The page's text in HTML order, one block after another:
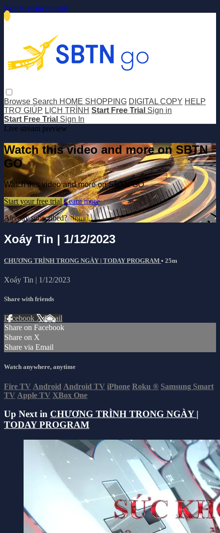
Skip to main content
Browse Search HOME SHOPPING DIGITAL COPY HELP
TRỢ GIÚP LỊCH TRÌNH Start Free Trial Sign in
Start Free Trial Sign In
Live stream preview
Watch this video and more on SBTN
GO
Watch this video and more on SBTN GO
Start your free trial Learn more
Already subscribed?Sign in
Xoáy Tin | 1/12/2023
CHƯƠNG TRÌNH TRONG NGÀY | TODAY PROGRAM • 25m
Xoáy Tin | 1/12/2023
Share with friends
Facebook XEmail
Share on Facebook
Share on X
Share via Email
Watch anywhere, anytime
Fire TV Android Android TV iPhone Roku ® Samsung Smart
TV Apple TV XBox One
Up Next in CHƯƠNG TRÌNH TRONG NGÀY |
TODAY PROGRAM